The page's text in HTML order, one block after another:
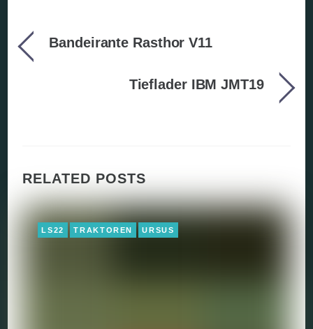
Bandeirante Rasthor V11
Tieflader IBM JMT19
RELATED POSTS
LS22 TRAKTOREN URSUS